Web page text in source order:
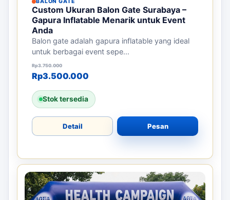
Custom Ukuran Balon Gate Surabaya –
Gapura Inflatable Menarik untuk Event
Anda
Balon gate adalah gapura inflatable yang ideal
untuk berbagai event sepe...
Rp3.750.000
Harga aslinya adalah: Rp3.750.000.
Rp3.500.000
Harga saat ini adalah: Rp3.500.000.
Stok tersedia
Detail Pesan